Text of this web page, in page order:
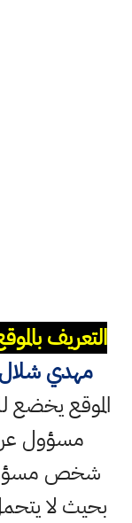
التعريف
مهدي شلال
الموقع يخضع
مسؤول عن
شخص مسؤول
بحيث لا